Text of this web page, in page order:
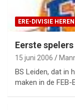
ERE-DIVISIE HEREN
Eerste
15 juni 2006
BS Leiden, dat in
maken in de